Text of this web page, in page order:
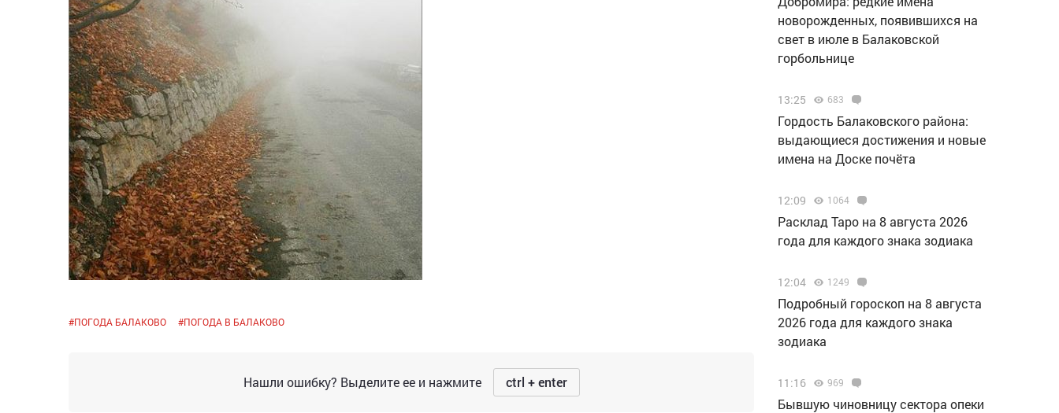
#ПОГОДА БАЛАКОВО #ПОГОДА В БАЛАКОВО
Нашли ошибку? Выделите ее и нажмите ctrl + enter
новорожденных, появившихся на
свет в июле в Балаковской
горбольнице
13:25 683
Гордость Балаковского района:
выдающиеся достижения и новые
имена на Доске почёта
12:09 1064
Расклад Таро на 8 августа 2026
года для каждого знака зодиака
12:04 1249
Подробный гороскоп на 8 августа
2026 года для каждого знака
зодиака
11:16 969
Бывшую чиновницу сектора опеки